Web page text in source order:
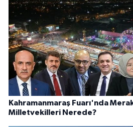
Kahramanmaraş Fuarı'nda
Milletvekilleri Nerede?